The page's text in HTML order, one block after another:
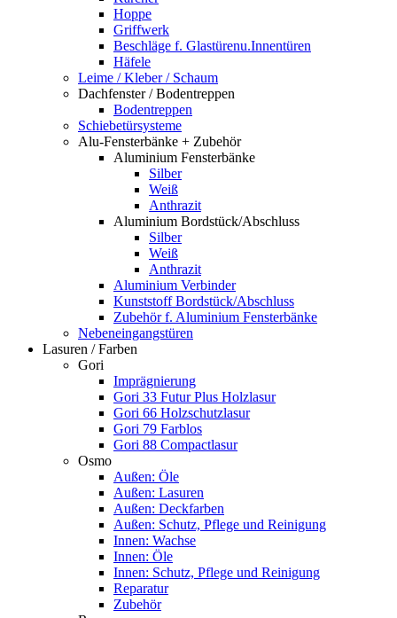
Hoppe
Griffwerk
Beschläge f. Glastürenu.Innentüren
Häfele
Leime / Kleber / Schaum
Dachfenster / Bodentreppen
Bodentreppen
Schiebetürsysteme
Alu-Fensterbänke + Zubehör
Aluminium Fensterbänke
Silber
Weiß
Anthrazit
Aluminium Bordstück/Abschluss
Silber
Weiß
Anthrazit
Aluminium Verbinder
Kunststoff Bordstück/Abschluss
Zubehör f. Aluminium Fensterbänke
Nebeneingangstüren
Lasuren / Farben
Gori
Imprägnierung
Gori 33 Futur Plus Holzlasur
Gori 66 Holzschutzlasur
Gori 79 Farblos
Gori 88 Compactlasur
Osmo
Außen: Öle
Außen: Lasuren
Außen: Deckfarben
Außen: Schutz, Pflege und Reinigung
Innen: Wachse
Innen: Öle
Innen: Schutz, Pflege und Reinigung
Reparatur
Zubehör